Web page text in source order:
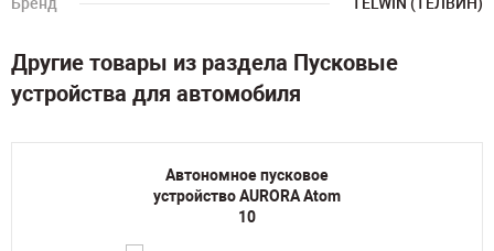
Другие товары из раздела Пусковые
устройства для автомобиля
Автономное пусковое
устройство AURORA Atom
10